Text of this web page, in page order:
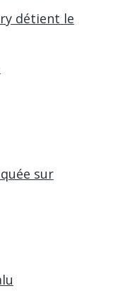
détient le
sur